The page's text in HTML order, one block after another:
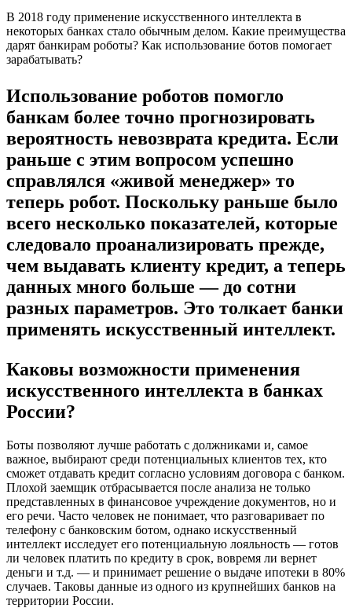
В 2018 году применение искусственного интеллекта в
некоторых банках стало обычным делом. Какие преимущества
дарят банкирам роботы? Как использование ботов помогает
зарабатывать?
Использование роботов помогло
банкам более точно прогнозировать
вероятность невозврата кредита. Если
раньше с этим вопросом успешно
справлялся «живой менеджер» то
теперь робот. Поскольку раньше было
всего несколько показателей, которые
следовало проанализировать прежде,
чем выдавать клиенту кредит, а теперь
данных много больше — до сотни
разных параметров. Это толкает банки
применять искусственный интеллект.
Каковы возможности применения
искусственного интеллекта в банках
России?
Боты позволяют лучше работать с должниками и, самое
важное, выбирают среди потенциальных клиентов тех, кто
сможет отдавать кредит согласно условиям договора с банком.
Плохой заемщик отбрасывается после анализа не только
представленных в финансовое учреждение документов, но и
его речи. Часто человек не понимает, что разговаривает по
телефону с банковским ботом, однако искусственный
интеллект исследует его потенциальную лояльность — готов
ли человек платить по кредиту в срок, вовремя ли вернет
деньги и т.д. — и принимает решение о выдаче ипотеки в 80%
случаев. Таковы данные из одного из крупнейших банков на
территории России.